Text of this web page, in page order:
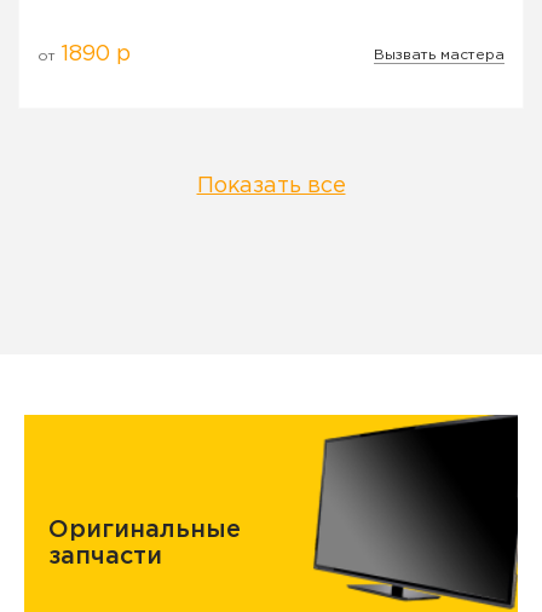
от 1890 р Вызвать мастера
Показать все
Оригинальные
запчасти